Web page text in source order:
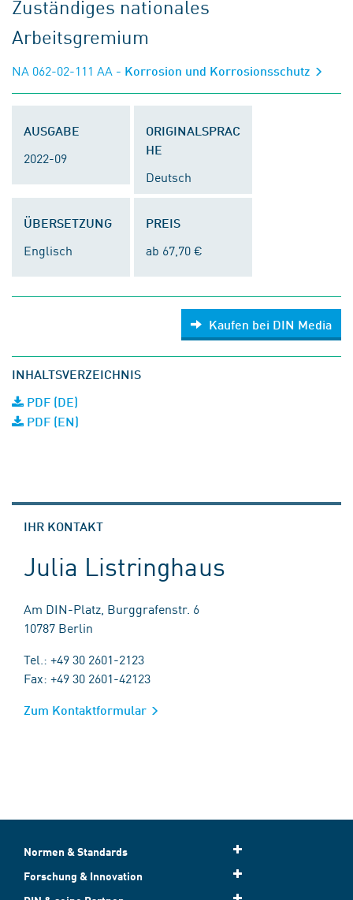
Zuständiges nationales
Arbeitsgremium
NA 062-02-111 AA - Korrosion und Korrosionsschutz
AUSGABE
2022-09
ORIGINALSPRAC
HE
Deutsch
ÜBERSETZUNG
Englisch
PREIS
ab 67,70 €
Kaufen bei DIN Media
INHALTSVERZEICHNIS
PDF (DE)
PDF (EN)
IHR KONTAKT
Julia Listringhaus
Am DIN-Platz, Burggrafenstr. 6
10787 Berlin
Tel.: +49 30 2601-2123
Fax: +49 30 2601-42123
Zum Kontaktformular
Normen & Standards
Forschung & Innovation